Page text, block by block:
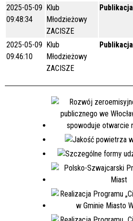
2025-05-09
09:48:34
Klub
Młodzieżowy
ZACISZE
Publikacja
2025-05-09
09:46:10
Klub
Młodzieżowy
ZACISZE
Publikacja